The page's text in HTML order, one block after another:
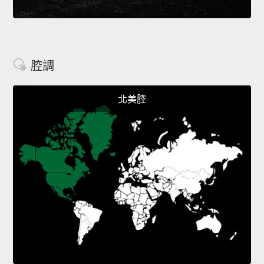
腔調
北美腔